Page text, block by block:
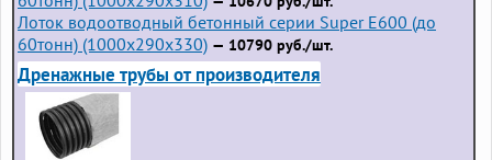
Лоток водоотводный бетонный серии Super Е600 (до
60тонн) (1000x290x330) — 10790 руб./шт.
Дренажные трубы от производителя